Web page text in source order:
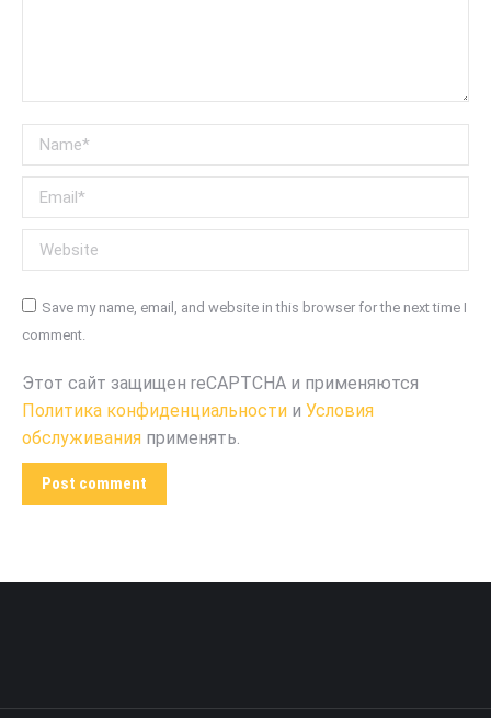
Name *
Email *
Website
Save my name, email, and website in this browser for the next time I
comment.
Этот сайт защищен reCAPTCHA и применяются
Политика конфиденциальности и Условия
обслуживания применять.
Post comment